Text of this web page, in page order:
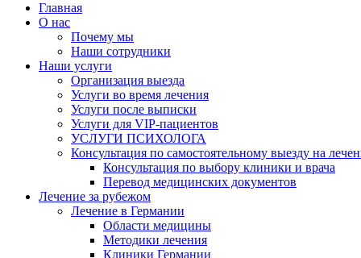
Главная
О нас
Почему мы
Наши сотрудники
Наши услуги
Организация выезда
Услуги во время лечения
Услуги после выписки
Услуги для VIP-пациентов
УСЛУГИ ПСИХОЛОГА
Консультация по самостоятельному выезду на
Консультация по выбору клиники и врача
Перевод медицинских документов
Лечение за рубежом
Лечение в Германии
Области медицины
Методики лечения
Клиники Германии